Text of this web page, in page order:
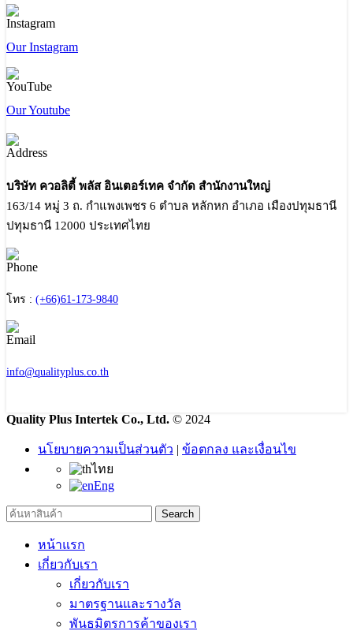
Our Instagram
Our Youtube
บริษัท ควอลิตี้ พลัส อินเตอร์เทค จำกัด สำนักงานใหญ่
163/14 หมู่ 3 ถ. กำแพงเพชร 6 ตำบล หลักหก อำเภอ เมืองปทุมธานี
ปทุมธานี 12000 ประเทศไทย
โทร : (+66)61-173-9840
info@qualityplus.co.th
Quality Plus Intertek Co., Ltd. © 2024
นโยบายความเป็นส่วนตัว | ข้อตกลง และเงื่อนไข
ไทย
Eng
Search
หน้าแรก
เกี่ยวกับเรา
เกี่ยวกับเรา
มาตรฐานและรางวัล
พันธมิตรการค้าของเรา